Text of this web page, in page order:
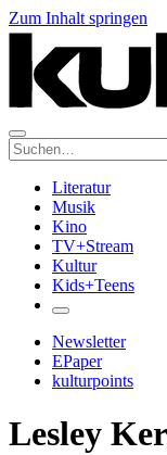
Zum Inhalt springen
Suche:
Literatur
Musik
Kino
TV+Stream
Kultur
Kids+Teens
Newsletter
EPaper
kulturpoints
Lesley